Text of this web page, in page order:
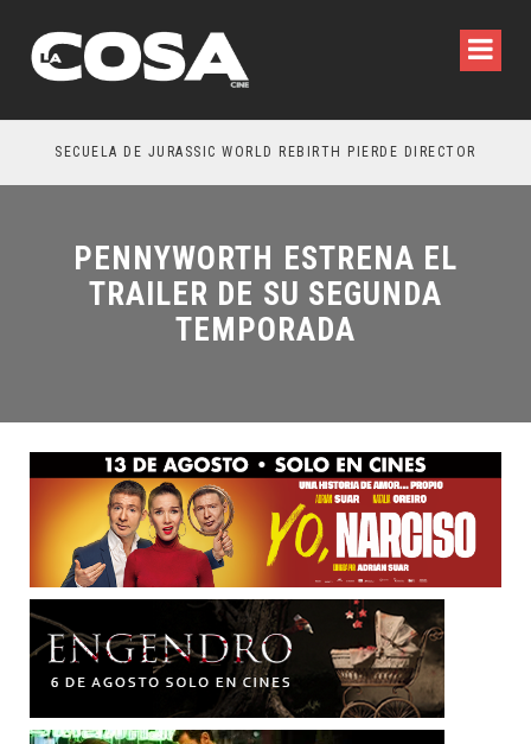
SECUELA DE JURASSIC WORLD REBIRTH PIERDE DIRECTOR
PENNYWORTH ESTRENA EL
TRAILER DE SU SEGUNDA
TEMPORADA